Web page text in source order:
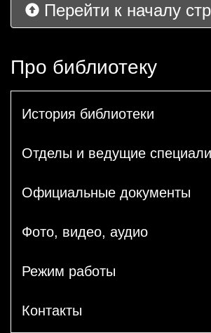
Перейти к началу
Про библиотеку
История библиотеки
Отделы и ведущие
Официальные документы
Фото, видео, аудио
Режим работы
Контакты